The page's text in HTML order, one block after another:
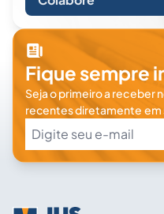
Fique sempre
Seja o primeiro a receber
recentes diretamente em